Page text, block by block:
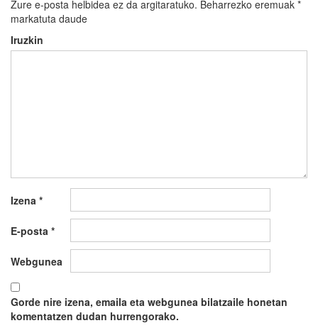
Zure e-posta helbidea ez da argitaratuko. Beharrezko eremuak *
markatuta daude
Iruzkin
Izena *
E-posta *
Webgunea
Gorde nire izena, emaila eta webgunea bilatzaile honetan
komentatzen dudan hurrengorako.